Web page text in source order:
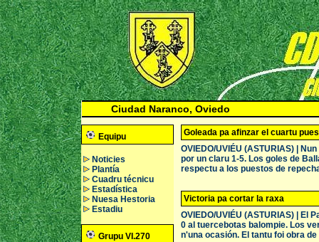
Ciudad Naranco, Oviedo
Equipu
Noticies
Plantía
Cuadru técnicu
Estadística
Nuesa Hestoria
Estadiu
Grupu VI.270
Goleada pa afinzar el cuartu
OVIEDO/UVIÉU (ASTURIAS) |
por un claru 1-5. Los goles de
respectu a los puestos de
Victoria pa cortar la raxa
OVIEDO/UVIÉU (ASTURIAS) | El
0 al tuercebotas balompie. Los
n'una ocasión. El tantu foi obra de